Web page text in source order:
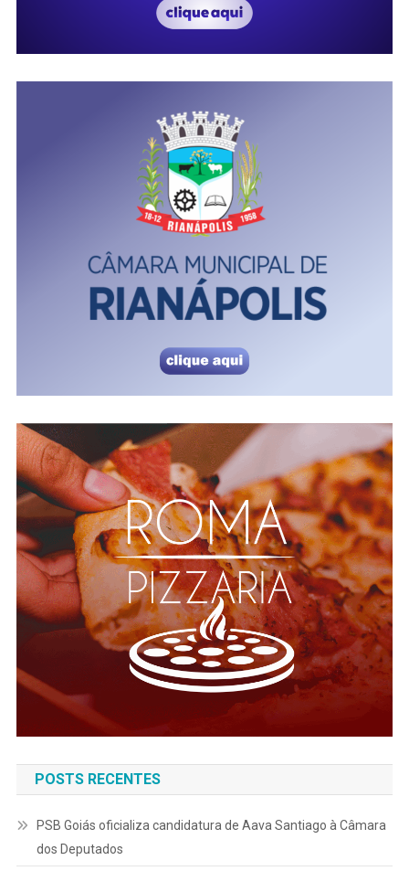
POSTS RECENTES
PSB Goiás oficializa candidatura de Aava Santiago à Câmara
dos Deputados